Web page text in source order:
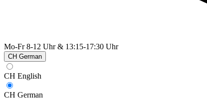
Mo-Fr 8-12 Uhr & 13:15-17:30 Uhr
CH German
CH English
CH German